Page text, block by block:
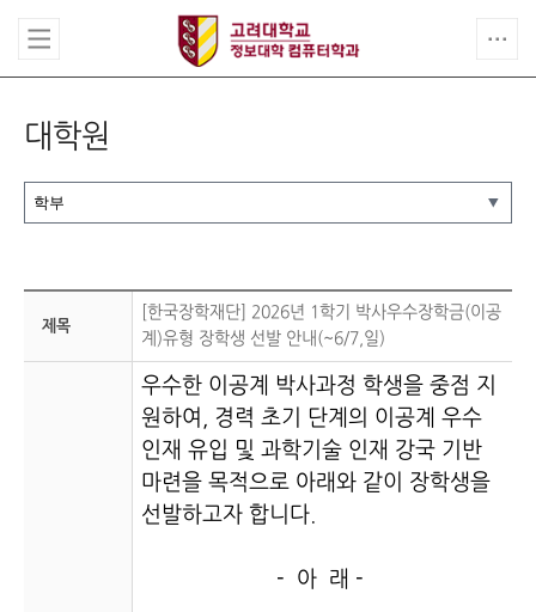
대학원
제목
[한국장학재단] 2026년 1학기 박사우수장학금(이공
계)유형 장학생 선발 안내(~6/7,일)
우수한 이공계 박사과정 학생을 중점 지
원하여, 경력 초기 단계의 이공계 우수
인재 유입 및 과학기술 인재 강국 기반
마련을 목적으로 아래와 같이 장학생을
선발하고자 합니다.
- 아 래 -